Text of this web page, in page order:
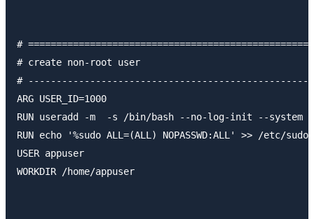
#
# create non-root user
#
ARG USER_ID=1000
RUN useradd -m  -s /bin/bash --no-log-init --system
RUN echo '%sudo ALL=(ALL) NOPASSWD:ALL' >> /etc/
USER appuser
WORKDIR /home/appuser